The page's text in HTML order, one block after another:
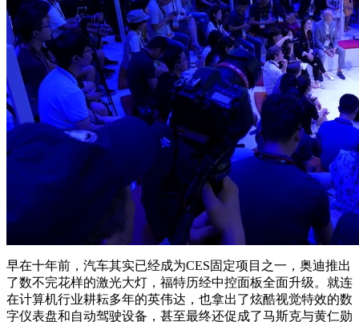
早在十年前，汽车其实已经成为CES固定项目之一，奥迪推出
了数不完花样的激光大灯，福特历经中控面板全面升级。就连
在计算机行业耕耘多年的英伟达，也拿出了炫酷视觉特效的数
字仪表盘和自动驾驶设备，甚至最终还促成了马斯克与黄仁勋